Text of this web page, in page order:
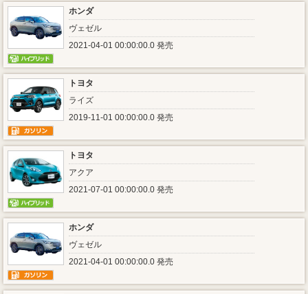
ホンダ
ヴェゼル
2021-04-01 00:00:00.0 発売
トヨタ
ライズ
2019-11-01 00:00:00.0 発売
トヨタ
アクア
2021-07-01 00:00:00.0 発売
ホンダ
ヴェゼル
2021-04-01 00:00:00.0 発売